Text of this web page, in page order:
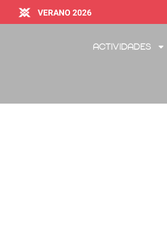
VERANO 2026
Actividades